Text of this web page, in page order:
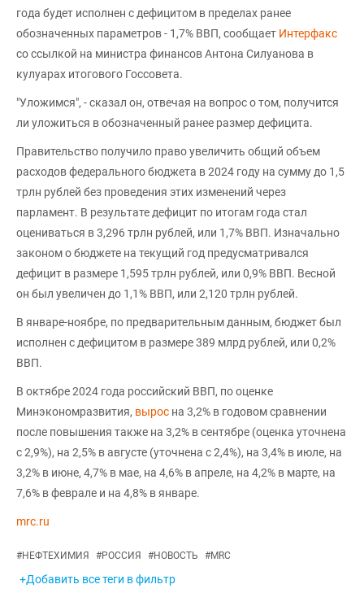
года будет исполнен с дефицитом в пределах ранее
обозначенных параметров - 1,7% ВВП, сообщает Интерфакс
со ссылкой на министра финансов Антона Силуанова в
кулуарах итогового Госсовета.
"Уложимся", - сказал он, отвечая на вопрос о том, получится
ли уложиться в обозначенный ранее размер дефицита.
Правительство получило право увеличить общий объем
расходов федерального бюджета в 2024 году на сумму до 1,5
трлн рублей без проведения этих изменений через
парламент. В результате дефицит по итогам года стал
оцениваться в 3,296 трлн рублей, или 1,7% ВВП. Изначально
законом о бюджете на текущий год предусматривался
дефицит в размере 1,595 трлн рублей, или 0,9% ВВП. Весной
он был увеличен до 1,1% ВВП, или 2,120 трлн рублей.
В январе-ноябре, по предварительным данным, бюджет был
исполнен с дефицитом в размере 389 млрд рублей, или 0,2%
ВВП.
В октябре 2024 года российский ВВП, по оценке
Минэкономразвития, вырос на 3,2% в годовом сравнении
после повышения также на 3,2% в сентябре (оценка уточнена
с 2,9%), на 2,5% в августе (уточнена с 2,4%), на 3,4% в июле, на
3,2% в июне, 4,7% в мае, на 4,6% в апреле, на 4,2% в марте, на
7,6% в феврале и на 4,8% в январе.
mrc.ru
#НЕФТЕХИМИЯ #РОССИЯ #НОВОСТЬ #MRC
+Добавить все теги в фильтр